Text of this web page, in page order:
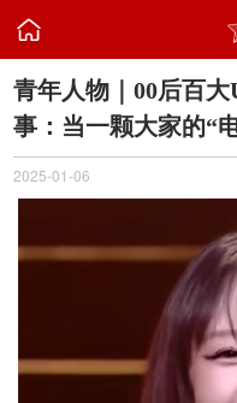

青年人物｜00后百
事：当一颗大家的“
2025-01-06